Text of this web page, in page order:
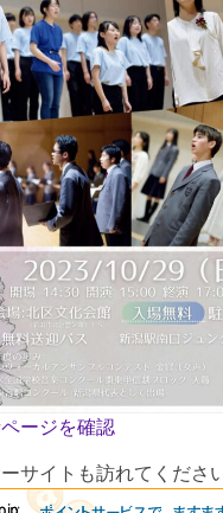
ージを確認
サイトも訪れてくださ